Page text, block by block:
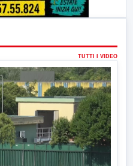
TUTTI I VIDEO